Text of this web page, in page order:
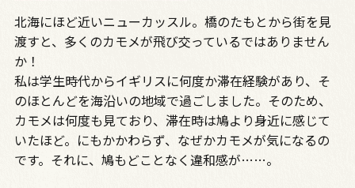
北海にほど近いニューカッスル。橋のたもとから街を見
渡すと、多くのカモメが飛び交っているではありません
か！
私は学生時代からイギリスに何度か滞在経験があり、そ
のほとんどを海沿いの地域で過ごしました。そのため、
カモメは何度も見ており、滞在時は鳩より身近に感じて
いたほど。にもかかわらず、なぜかカモメが気になるの
です。それに、鳩もどことなく違和感が……。